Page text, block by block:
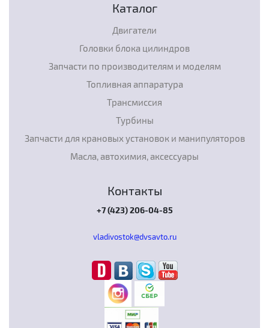
Каталог
Двигатели
Головки блока цилиндров
Запчасти по производителям и моделям
Топливная аппаратура
Трансмиссия
Турбины
Запчасти для крановых установок и манипуляторов
Масла, автохимия, аксессуары
Контакты
+7 (423) 206-04-85
vladivostok@dvsavto.ru